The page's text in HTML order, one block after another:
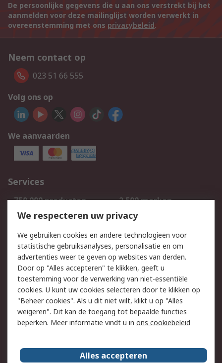
De persoonlijke gegevens die u aan ons verstrekt bij het
aanmelden voor deze mailinglijst worden verwerkt in
overeenstemming met ons privacybeleid.
Neem contact op
023 51 66 555
Volg ons op
We aanvaarden
Services
750.000 producten
2.500 merken
Bestellen
Inkoopoplossingen
Track & Trace
Wettelijk
Cookiebeleid
Email veiligheid
Privacybeleid
Websitevoorwaarden
Algemene
verkoopvoorwaarden
Over RS
We respecteren uw privacy
We gebruiken cookies en andere technologieën voor
statistische gebruiksanalyses, personalisatie en om
advertenties weer te geven op websites van derden.
Door op "Alles accepteren" te klikken, geeft u
toestemming voor de verwerking van niet-essentiële
cookies. U kunt uw cookies selecteren door te klikken op
"Beheer cookies". Als u dit niet wilt, klikt u op "Alles
weigeren". Dit kan de toegang tot bepaalde functies
beperken. Meer informatie vindt u in ons cookiebeleid
Alles accepteren